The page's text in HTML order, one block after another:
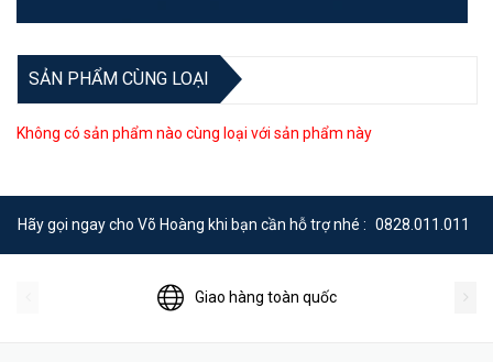
SẢN PHẨM CÙNG LOẠI
Không có sản phẩm nào cùng loại với sản phẩm này
Hãy gọi ngay cho Võ Hoàng khi bạn cần hỗ trợ nhé : 0828.011.011
Giao hàng toàn quốc